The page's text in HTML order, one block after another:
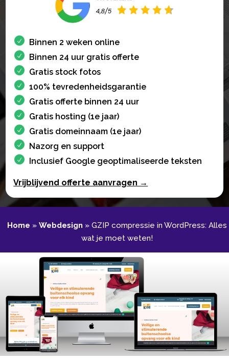
Binnen 2 weken online
Binnen 24 uur gratis offerte
Gratis stock fotos
100% tevredenheidsgarantie
Gratis offerte binnen 24 uur
Gratis hosting (1e jaar)
Gratis domeinnaam (1e jaar)
Nazorg en support
Inclusief Google geoptimaliseerde teksten
Vrijblijvend offerte aanvragen →
Home » Webdesign » GZIP compressie in WordPress: Alles
wat je moet weten!